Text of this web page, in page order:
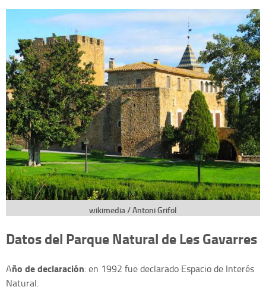
wikimedia / Antoni Grifol
Datos del Parque Natural de Les Gavarres
Año de declaración: en 1992 fue declarado Espacio de Interés
Natural.